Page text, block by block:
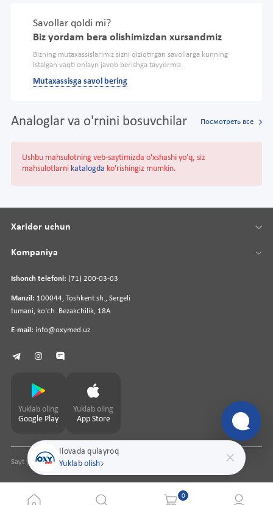
Savollar qoldi mi?
Biz yordam bera olishimizdan xursandmiz
Bizning mutaxassislarimiz sizni qiziqtirgan savollarga kunning
istalgan vaqti onlayn javob berishga tayyormiz.
Mutaxassisga savol bering
Analoglar va o'rnini bosuvchilar Посмотреть все
Ushbu mahsulotning veb-saytimizda o'xshashi yo'q, siz
mahsulotlarni katalogda ko'rishingiz mumkin.
Ilovada qulayroq
Yuklab olish
Ishonch telefoni: (71) 200-03-03
Manzil: 100044, Toshkent sh., Sergeli
tumani, koʻch. Bezakchilik, 18A
E-mail: info@oxymed.uz
Xaridor uchun
Kompaniya
Yuklab oling
Google Play
Yuklab oling
App Store
Sayt yaratuvchipharmit.uz
0